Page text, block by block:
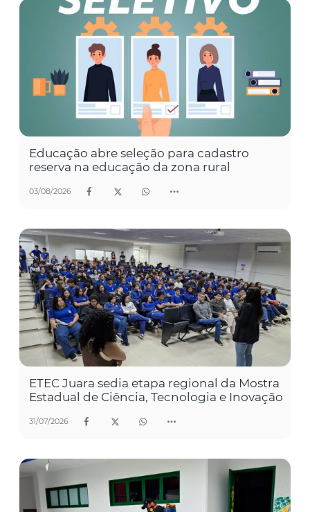
Educação abre seleção para cadastro
reserva na educação da zona rural
03/08/2026
ETEC Juara sedia etapa regional da Mostra
Estadual de Ciência, Tecnologia e Inovação
31/07/2026